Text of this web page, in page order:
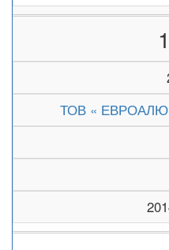
ТОВ «